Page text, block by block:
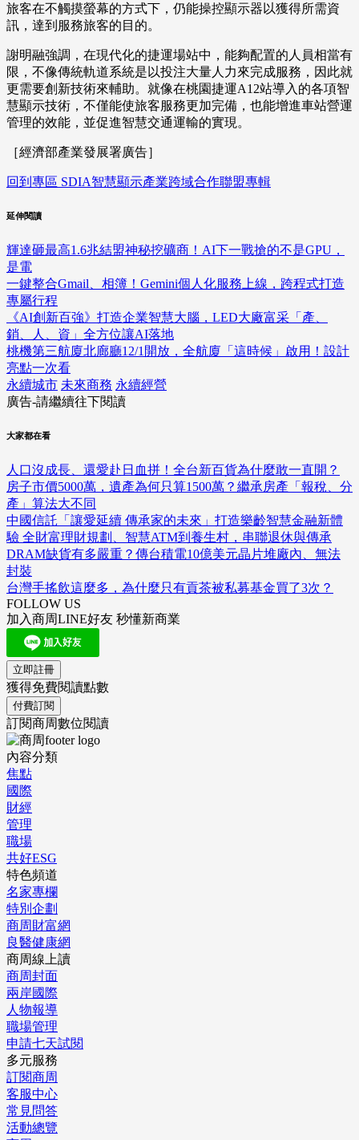
旅客在不觸摸螢幕的方式下，仍能操控顯示器以獲得所需資
訊，達到服務旅客的目的。
謝明融強調，在現代化的捷運場站中，能夠配置的人員相當有
限，不像傳統軌道系統是以投注大量人力來完成服務，因此就
更需要創新技術來輔助。就像在桃園捷運A12站導入的各項智
慧顯示技術，不僅能使旅客服務更加完備，也能增進車站營運
管理的效能，並促進智慧交通運輸的實現。
［經濟部產業發展署廣告］
回到專區 SDIA智慧顯示產業跨域合作聯盟專輯
延伸閱讀
輝達砸最高1.6兆結盟神秘挖礦商！AI下一戰搶的不是GPU，
是電
一鍵整合Gmail、相簿！Gemini個人化服務上線，跨程式打造
專屬行程
《AI創新百強》打造企業智慧大腦，LED大廠富采「產、
銷、人、資」全方位讓AI落地
桃機第三航廈北廊廳12/1開放，全航廈「這時候」啟用！設計
亮點一次看
永續城市 未來商務 永續經營
廣告-請繼續往下閱讀
大家都在看
人口沒成長、還愛赴日血拼！全台新百貨為什麼敢一直開？
房子市價5000萬，遺產為何只算1500萬？繼承房產「報稅、分
產」算法大不同
中國信託「讓愛延續 傳承家的未來」打造樂齡智慧金融新體
驗 全財富理財規劃、智慧ATM到養生村，串聯退休與傳承
DRAM缺貨有多嚴重？傳台積電10億美元晶片堆廠內、無法
封裝
台灣手搖飲這麼多，為什麼只有貢茶被私募基金買了3次？
FOLLOW US
加入商周LINE好友 秒懂新商業
立即註冊
獲得免費閱讀點數
付費訂閱
訂閱商周數位閱讀
內容分類
焦點
國際
財經
管理
職場
共好ESG
特色頻道
名家專欄
特別企劃
商周財富網
良醫健康網
商周線上讀
商周封面
兩岸國際
人物報導
職場管理
申請七天試閱
多元服務
訂閱商周
客服中心
常見問答
活動總覽